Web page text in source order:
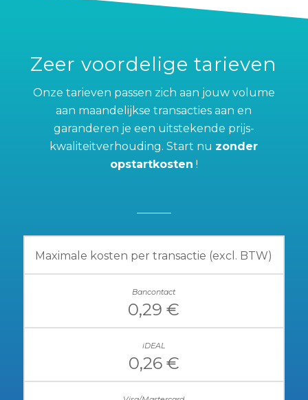
Zeer voordelige tarieven
Onze tarieven passen zich aan jouw volume
aan maandelijkse transacties aan en
garanderen je een uitstekende prijs-
kwaliteitverhouding. Start nu zonder
opstartkosten !
Maximale kosten per transactie (excl. BTW)
0,29 €
0,26 €